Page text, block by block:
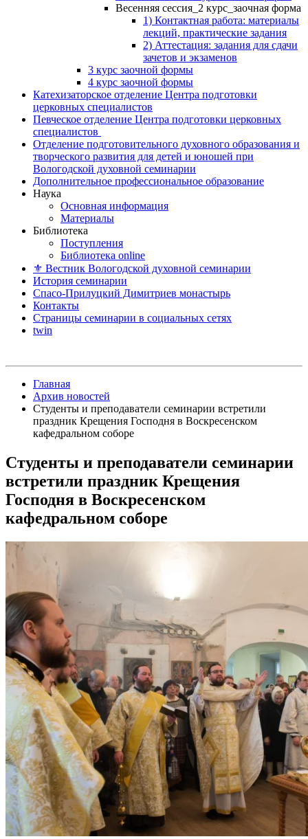
Весенняя сессия_2 курс_заочная форма
1) Контактная работа: материалы
лекций, практические задания
2) Аттестация: задания для сдачи
зачетов и экзаменов
3 курс заочной формы
4 курс заочной формы
Катехизаторское отделение Центра подготовки
церковных специалистов
Певческое отделение Центра подготовки церковных
специалистов
Отделение подготовительного духовного образования и
творческого развития для детей и юношей при
Вологодской духовной семинарии
Дополнительное профессиональное образование
Наука
Основная информация
Материалы
Библиотека
Поступления
Библиотека online
⚜ Вестник Вологодской духовной семинарии
История семинарии
Спасо-Прилуцкий Димитриев монастырь
Контакты
Страницы семинарии в социальных сетях
twin
Главная
Архив новостей
Cтуденты и преподаватели семинарии встретили
праздник Крещения Господня в Воскресенском
кафедральном соборе
Cтуденты и преподаватели семинарии
встретили праздник Крещения
Господня в Воскресенском
кафедральном соборе